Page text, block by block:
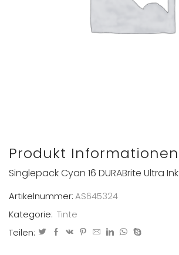
Produkt Informationen
Singlepack Cyan 16 DURABrite Ultra Ink
Artikelnummer:AS645324
Kategorie: Tinte
Teilen: